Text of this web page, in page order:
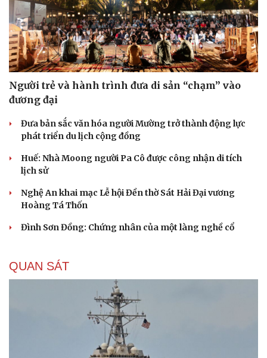
Du lịch
Tư vấn
Săn Tour
check-in
Podcast
Câu chuyện thời sự
Đọc truyện đêm khuya
Cửa sổ tình yêu
Người trẻ và hành trình đưa di sản “chạm” vào
đương đại
Đưa bản sắc văn hóa người Mường trở thành động lực
phát triển du lịch cộng đồng
Huế: Nhà Moong người Pa Cô được công nhận di tích
lịch sử
Nghệ An khai mạc Lễ hội Đền thờ Sát Hải Đại vương
Hoàng Tá Thốn
Đình Sơn Đồng: Chứng nhân của một làng nghề cổ
QUAN SÁT